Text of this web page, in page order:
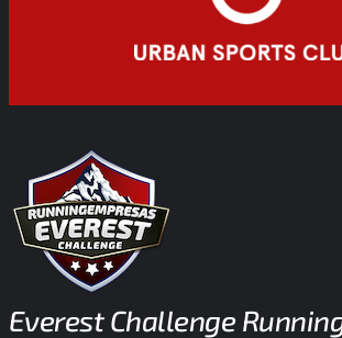
Everest Challenge